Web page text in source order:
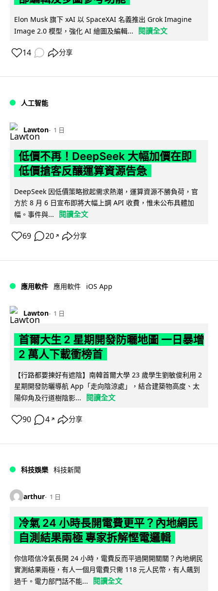
Elon Musk 旗下 xAI 以 SpaceXAI 名義推出 Grok Imagine
Image 2.0 模型，強化 AI 繪圖及編輯...
閱讀全文
14 分享
人工智能
Lawton 1 日
低價不再！DeepSeek 大幅加價在即
低價搶客反釀運算資源告急
DeepSeek 因低價策略掀起需求熱潮，運算資源不勝負荷，官
方於 8 月 6 日宣布即將大幅上調 API 收費，惟未公布具體加
幅。事件與...
閱讀全文
69 20 ↗ 分享
應用軟件 應用軟件 iOS App
Lawton 1 日
首爾大生 2 星期開發防曬地圖 一日暴增
2 萬人下載衝榜首
【行路都要揀好有遮陰】南韓首爾大學 23 歲學生劉敏俊利用 2
星期開發防曬導航 App「走向陰涼處」，結合建築物高度、太
陽仰角及行道樹陰影...
閱讀全文
90 4 ↗ 分享
科技娛樂 科技新聞
arthur 1 日
冷氣 24 小時長開電費更平？內地網民
自測結果兩極 專家拆解慳電邏輯
你信唔信冷氣長開 24 小時，電費反而平過開開關關？內地網民
實測結果兩極，有人一個月電費只需 118 元人民幣，有人飆到
過千。電力部門話不能...
閱讀全文